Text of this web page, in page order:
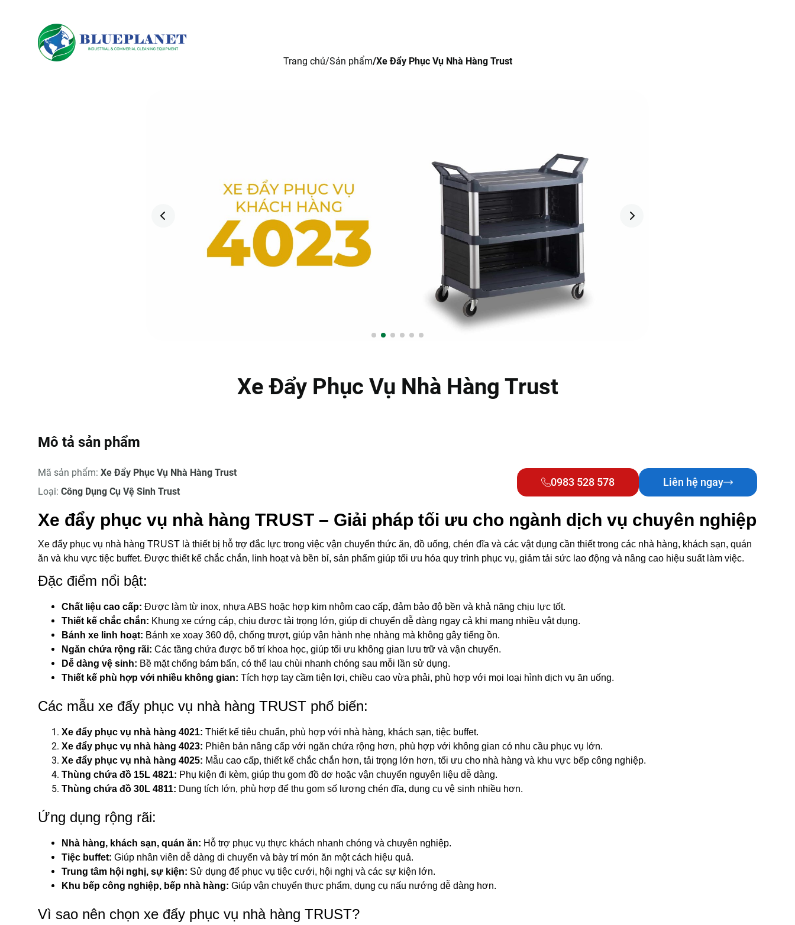
Trang chủ Sản phẩm Xe Đẩy Phục Vụ Nhà Hàng Trust
Xe Đẩy Phục Vụ Nhà Hàng Trust
Mô tả sản phẩm
Mã sản phẩm: Xe Đẩy Phục Vụ Nhà Hàng Trust
Loại: Công Dụng Cụ Vệ Sinh Trust
0983 528 578 Liên hệ ngay
Xe đẩy phục vụ nhà hàng TRUST – Giải pháp tối ưu cho ngành dịch vụ chuyên nghiệp
Xe đẩy phục vụ nhà hàng TRUST là thiết bị hỗ trợ đắc lực trong việc vận chuyển thức ăn, đồ uống, chén đĩa và các vật dụng cần thiết trong các nhà hàng, khách sạn, quán
ăn và khu vực tiệc buffet. Được thiết kế chắc chắn, linh hoạt và bền bỉ, sản phẩm giúp tối ưu hóa quy trình phục vụ, giảm tải sức lao động và nâng cao hiệu suất làm việc.
Đặc điểm nổi bật:
Chất liệu cao cấp: Được làm từ inox, nhựa ABS hoặc hợp kim nhôm cao cấp, đảm bảo độ bền và khả năng chịu lực tốt.
Thiết kế chắc chắn: Khung xe cứng cáp, chịu được tải trọng lớn, giúp di chuyển dễ dàng ngay cả khi mang nhiều vật dụng.
Bánh xe linh hoạt: Bánh xe xoay 360 độ, chống trượt, giúp vận hành nhẹ nhàng mà không gây tiếng ồn.
Ngăn chứa rộng rãi: Các tầng chứa được bố trí khoa học, giúp tối ưu không gian lưu trữ và vận chuyển.
Dễ dàng vệ sinh: Bề mặt chống bám bẩn, có thể lau chùi nhanh chóng sau mỗi lần sử dụng.
Thiết kế phù hợp với nhiều không gian: Tích hợp tay cầm tiện lợi, chiều cao vừa phải, phù hợp với mọi loại hình dịch vụ ăn uống.
Các mẫu xe đẩy phục vụ nhà hàng TRUST phổ biến:
Xe đẩy phục vụ nhà hàng 4021: Thiết kế tiêu chuẩn, phù hợp với nhà hàng, khách sạn, tiệc buffet.
Xe đẩy phục vụ nhà hàng 4023: Phiên bản nâng cấp với ngăn chứa rộng hơn, phù hợp với không gian có nhu cầu phục vụ lớn.
Xe đẩy phục vụ nhà hàng 4025: Mẫu cao cấp, thiết kế chắc chắn hơn, tải trọng lớn hơn, tối ưu cho nhà hàng và khu vực bếp công nghiệp.
Thùng chứa đồ 15L 4821: Phụ kiện đi kèm, giúp thu gom đồ dơ hoặc vận chuyển nguyên liệu dễ dàng.
Thùng chứa đồ 30L 4811: Dung tích lớn, phù hợp để thu gom số lượng chén đĩa, dụng cụ vệ sinh nhiều hơn.
Ứng dụng rộng rãi:
Nhà hàng, khách sạn, quán ăn: Hỗ trợ phục vụ thực khách nhanh chóng và chuyên nghiệp.
Tiệc buffet: Giúp nhân viên dễ dàng di chuyển và bày trí món ăn một cách hiệu quả.
Trung tâm hội nghị, sự kiện: Sử dụng để phục vụ tiệc cưới, hội nghị và các sự kiện lớn.
Khu bếp công nghiệp, bếp nhà hàng: Giúp vận chuyển thực phẩm, dụng cụ nấu nướng dễ dàng hơn.
Vì sao nên chọn xe đẩy phục vụ nhà hàng TRUST?